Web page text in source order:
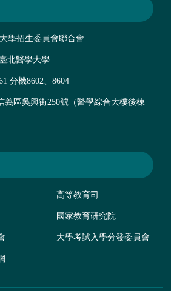
學招生委員會聯合會
北醫學大學
分機8602、8604
義區吳興街250號（醫學綜合大樓後棟
高等教育司
國家教育研究院
大學考試入學分發委員會